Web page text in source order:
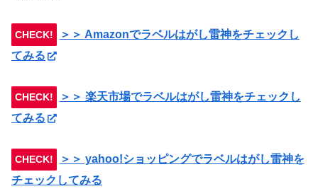
CHECK!
＞＞ Amazonでラベルはがし雷神をチェックし
てみる
CHECK!
＞＞ 楽天市場でラベルはがし雷神をチェックし
てみる
CHECK!
＞＞ yahoo!ショッピングでラベルはがし雷神を
チェックしてみる